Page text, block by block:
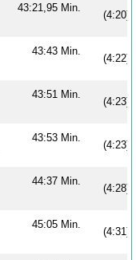
43:21,95 Min.
(4:20)
43:43 Min.
(4:22)
43:51 Min.
(4:23)
43:53 Min.
(4:23)
44:37 Min.
(4:28)
45:05 Min.
(4:31)